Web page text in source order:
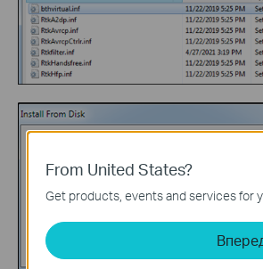
From United States?
Get products, events and services for